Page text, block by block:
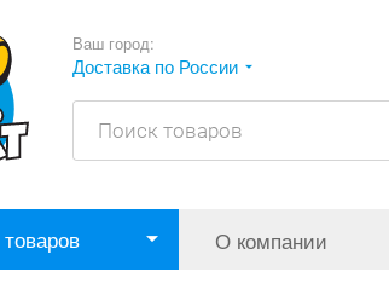
Ваш город:
Доставка по России
О компании